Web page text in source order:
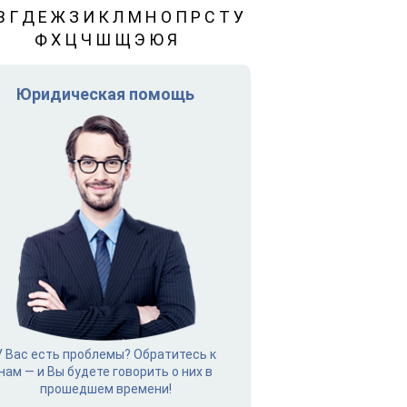
Г Д Е Ж З И КЛ М Н О П Р С Т У
Ф Х Ц Ч Ш Щ Э Ю Я
Юридическая помощь
Вас есть проблемы? Обратитесь к
— и Вы будете говорить о них в
прошедшем времени!